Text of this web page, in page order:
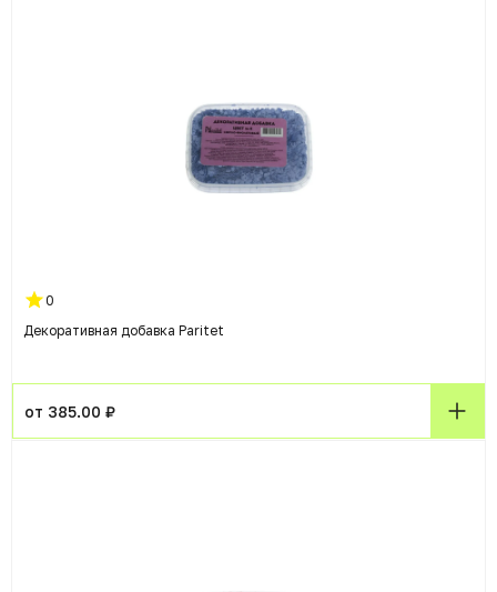
0
Декоративная добавка Paritet
от 385.00 ₽